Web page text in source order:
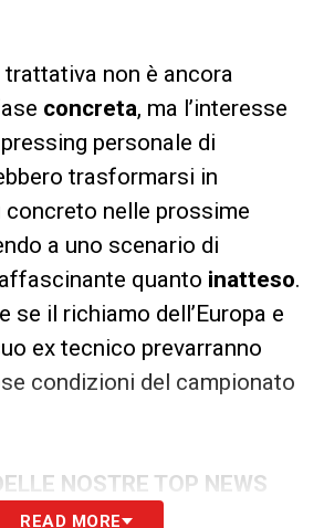
non è ancora
concreta, ma l’interesse
personale di
trasformarsi in
concreto nelle prossime
a uno scenario di
quanto inatteso.
se il richiamo dell’Europa e
ex tecnico prevarranno
condizioni del campionato
NOSTRE TOP NEWS
READ MORE